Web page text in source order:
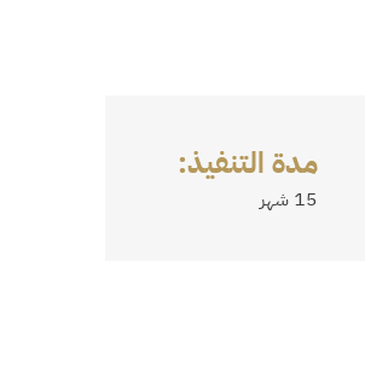
مدة التنفيذ:
15 شهر